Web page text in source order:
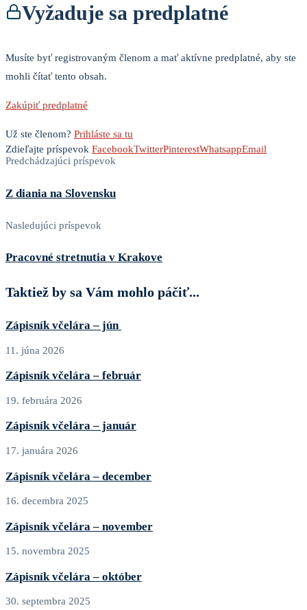
Vyžaduje sa predplatné
Musíte byť registrovaným členom a mať aktívne predplatné, aby ste
mohli čítať tento obsah.
Zakúpiť predplatné
Už ste členom? Prihláste sa tu
Zdieľajte príspevok FacebookTwitterPinterestWhatsappEmail
Predchádzajúci príspevok
Z diania na Slovensku
Nasledujúci príspevok
Pracovné stretnutia v Krakove
Taktiež by sa Vám mohlo páčiť...
Zápisník včelára – jún
11. júna 2026
Zápisník včelára – február
19. februára 2026
Zápisník včelára – január
17. januára 2026
Zápisník včelára – december
16. decembra 2025
Zápisník včelára – november
15. novembra 2025
Zápisník včelára – október
30. septembra 2025